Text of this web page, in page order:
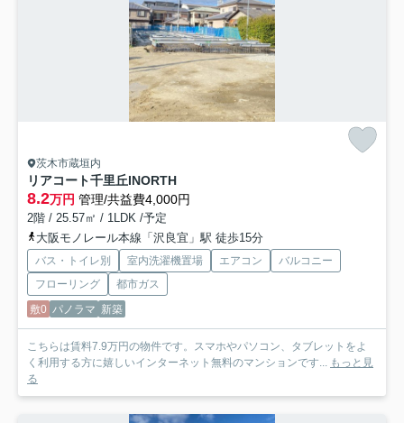
茨木市蔵垣内
リアコート千里丘INORTH
8.2万円 管理/共益費4,000円
2階 / 25.57㎡ / 1LDK /予定
大阪モノレール本線「沢良宜」駅 徒歩15分
バス・トイレ別 室内洗濯機置場 エアコン
バルコニー
フローリング
都市ガス
敷0 パノラマ 新築
こちらは賃料7.9万円の物件です。スマホやパソコン、タブレットをよ
く利用する方に嬉しいインターネット無料のマンションです...
もっと見
る